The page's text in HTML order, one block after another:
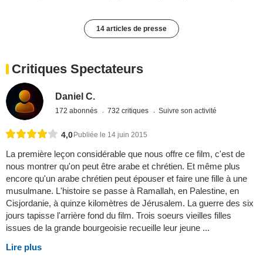
14 articles de presse
Critiques Spectateurs
Daniel C.
172 abonnés 732 critiques Suivre son activité
4,0 Publiée le 14 juin 2015
La première leçon considérable que nous offre ce film, c'est de
nous montrer qu'on peut être arabe et chrétien. Et même plus
encore qu'un arabe chrétien peut épouser et faire une fille à une
musulmane. L'histoire se passe à Ramallah, en Palestine, en
Cisjordanie, à quinze kilomètres de Jérusalem. La guerre des six
jours tapisse l'arrière fond du film. Trois soeurs vieilles filles
issues de la grande bourgeoisie recueille leur jeune ...
Lire plus